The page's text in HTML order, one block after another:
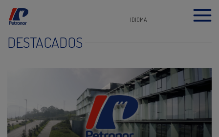
IDIOMA
DESTACADOS